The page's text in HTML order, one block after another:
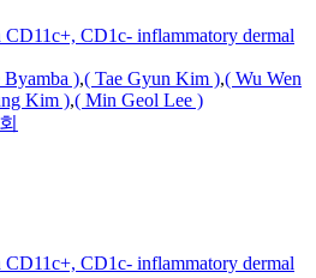
CD11c+, CD1c- inflammatory dermal
Byamba ),( Tae Gyun Kim ),( Wu Wen
Kim ),( Min Geol Lee )
CD11c+, CD1c- inflammatory dermal